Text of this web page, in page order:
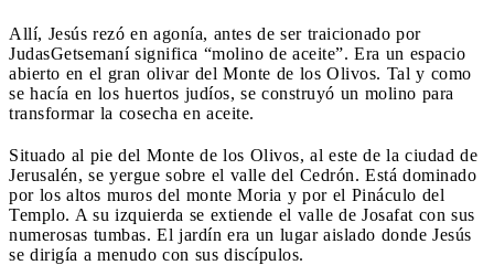
Allí, Jesús rezó en agonía, antes de ser traicionado por
JudasGetsemaní significa “molino de aceite”. Era un espacio
abierto en el gran olivar del Monte de los Olivos. Tal y como
se hacía en los huertos judíos, se construyó un molino para
transformar la cosecha en aceite.
Situado al pie del Monte de los Olivos, al este de la ciudad de
Jerusalén, se yergue sobre el valle del Cedrón. Está dominado
por los altos muros del monte Moria y por el Pináculo del
Templo. A su izquierda se extiende el valle de Josafat con sus
numerosas tumbas. El jardín era un lugar aislado donde Jesús
se dirigía a menudo con sus discípulos.